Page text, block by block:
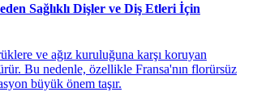
Sağlıklı Dişler ve Diş Etleri İçin
ve ağız kuruluğuna karşı koruyan
Bu nedenle, özellikle Fransa'nın florürsüz
büyük önem taşır.